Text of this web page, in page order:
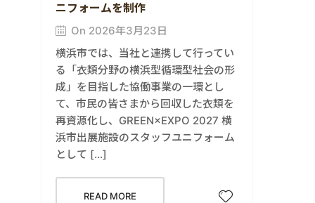
ニフォームを制作
On 2026年3月23日
横浜市では、当社と連携して行ってい
る「衣類分野の横浜型循環型社会の形
成」を目指した協働事業の一環とし
て、市民の皆さまから回収した衣類を
再資源化し、GREEN×EXPO 2027 横
浜市出展施設のスタッフユニフォーム
として […]
READ MORE